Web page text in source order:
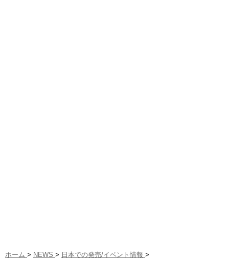
ホーム > NEWS > 日本での発売/イベント情報 >